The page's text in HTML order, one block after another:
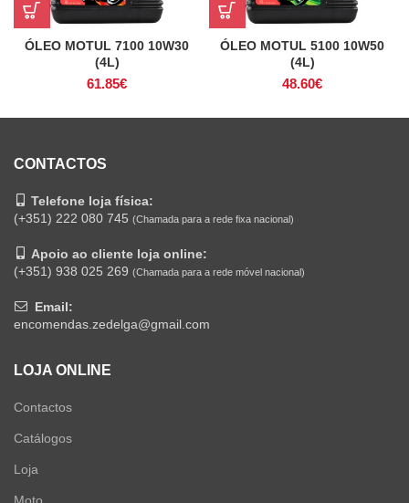
ÓLEO MOTUL 7100 10W30
(4L)
61.85€
ÓLEO MOTUL 5100 10W50
(4L)
48.60€
CONTACTOS
Telefone loja física:
(+351) 222 080 745 (Chamada para a rede fixa nacional)
Apoio ao cliente loja online:
(+351) 938 025 269 (Chamada para a rede móvel nacional)
Email:
encomendas.zedelga@gmail.com
LOJA ONLINE
Contactos
Catálogos
Loja